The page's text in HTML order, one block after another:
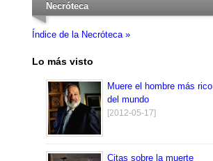
Necróteca
Índice de la Necróteca »
Lo más visto
Muere el hombre más rico
del mundo
[2012-05-17]
Citas sobre la muerte